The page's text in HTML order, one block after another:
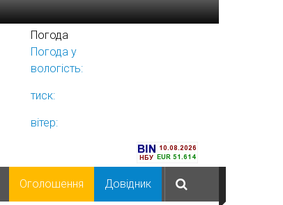
Погода
Погода у
вологість:
тиск:
вітер:
Оголошення Довідник